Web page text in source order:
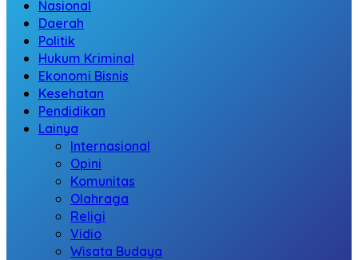
Nasional
Daerah
Politik
Hukum Kriminal
Ekonomi Bisnis
Kesehatan
Pendidikan
Lainya
Internasional
Opini
Komunitas
Olahraga
Religi
Vidio
Wisata Budaya